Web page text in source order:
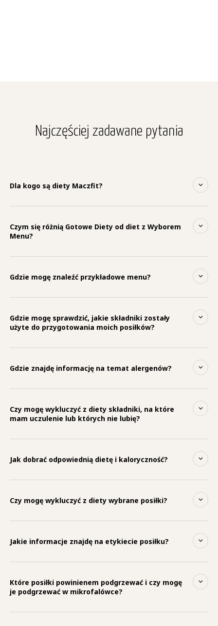
Najczęściej zadawane pytania
Dla kogo są diety Maczfit?
Czym się różnią Gotowe Diety od diet z Wyborem
Menu?
Gdzie mogę znaleźć przykładowe menu?
Gdzie mogę sprawdzić, jakie składniki zostały
użyte do przygotowania moich posiłków?
Gdzie znajdę informację na temat alergenów?
Czy mogę wykluczyć z diety składniki, na które
mam uczulenie lub których nie lubię?
Jak dobrać odpowiednią dietę i kaloryczność?
Czy mogę wykluczyć z diety wybrane posiłki?
Jakie informacje znajdę na etykiecie posiłku?
Które posiłki powinienem podgrzewać i czy mogę
je podgrzewać w mikrofalówce?